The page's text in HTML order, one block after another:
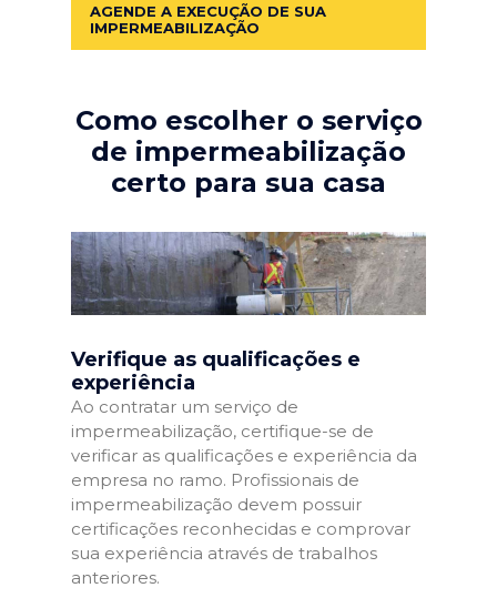
AGENDE A EXECUÇÃO DE SUA
IMPERMEABILIZAÇÃO
Como escolher o serviço
de impermeabilização
certo para sua casa
Verifique as qualificações e
experiência
Ao contratar um serviço de
impermeabilização, certifique-se de
verificar as qualificações e experiência da
empresa no ramo. Profissionais de
impermeabilização devem possuir
certificações reconhecidas e comprovar
sua experiência através de trabalhos
anteriores.